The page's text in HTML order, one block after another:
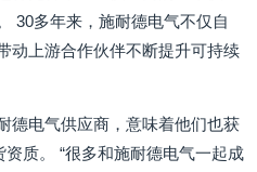
30多年来，施耐德电气不仅自
动上游合作伙伴不断提升可持续
德电气供应商，意味着他们也获
资质。 “很多和施耐德电气一起成